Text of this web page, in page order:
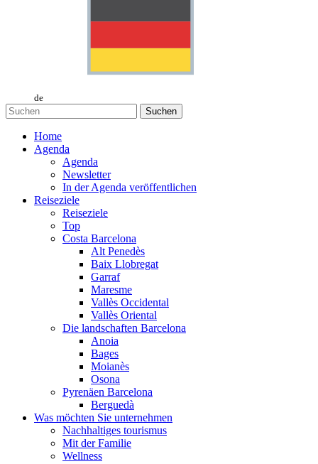
de
Suchen
Home
Agenda
Agenda
Newsletter
In der Agenda veröffentlichen
Reiseziele
Reiseziele
Top
Costa Barcelona
Alt Penedès
Baix Llobregat
Garraf
Maresme
Vallès Occidental
Vallès Oriental
Die landschaften Barcelona
Anoia
Bages
Moianès
Osona
Pyrenäen Barcelona
Berguedà
Was möchten Sie unternehmen
Nachhaltiges tourismus
Mit der Familie
Wellness